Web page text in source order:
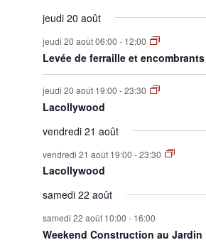
jeudi 20 août
jeudi 20 août 06:00 - 12:00
Levée de ferraille et encombrants
jeudi 20 août 19:00 -23:30
Lacollywood
vendredi 21 août
vendredi 21 août 19:00 -23:30
Lacollywood
samedi 22 août
samedi 22 août 10:00 - 16:00
Weekend Construction au Jardin